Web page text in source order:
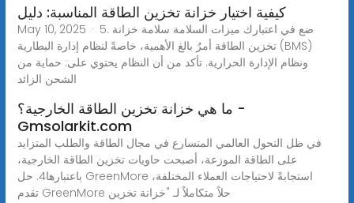
كيفية اختيار خزانة تخزين الطاقة المناسبة: دليل
May 10, 2025 · 5. ضع في اعتبارك ميزات السلامة سلامة خزانة
تخزين الطاقة أمرٌ بالغ الأهمية، خاصةً لنظام إدارة البطارية (BMS)
ونظام الإدارة الحرارية. تأكد من أن النظام يحتوي على: حماية من
الشحن الزائد
ما هي خزانة تخزين الطاقة الخارجية؟ -
Gmsolarkit.com
في ظل التحول العالمي المتسارع في مجال الطاقة والطلب المتزايد
على الطاقة الموزعة، أصبحت حاويات تخزين الطاقة الخارجية،
باعتبارها4. حل GreenMore استجابةً لاحتياجات العملاء المختلفة،
تقدم GreenMore حلاً متكاملاً لـ "خزانة تخزين